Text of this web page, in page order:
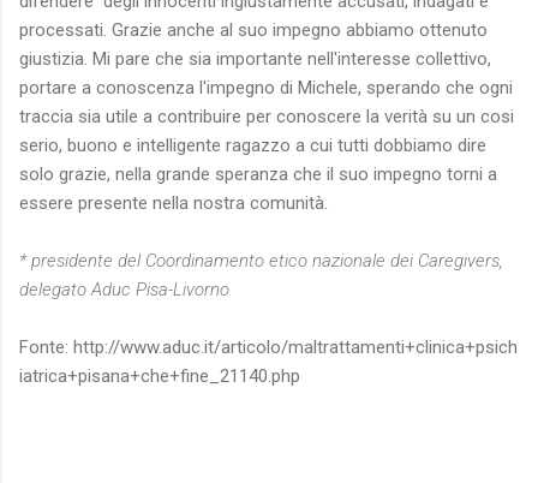
processati. Grazie anche al suo impegno abbiamo ottenuto
giustizia. Mi pare che sia importante nell'interesse collettivo,
portare a conoscenza l'impegno di Michele, sperando che ogni
traccia sia utile a contribuire per conoscere la verità su un cosi
serio, buono e intelligente ragazzo a cui tutti dobbiamo dire
solo grazie, nella grande speranza che il suo impegno torni a
essere presente nella nostra comunità.
* presidente del Coordinamento etico nazionale dei Caregivers,
delegato Aduc Pisa-Livorno
Fonte: http://www.aduc.it/articolo/maltrattamenti+clinica+psich
iatrica+pisana+che+fine_21140.php